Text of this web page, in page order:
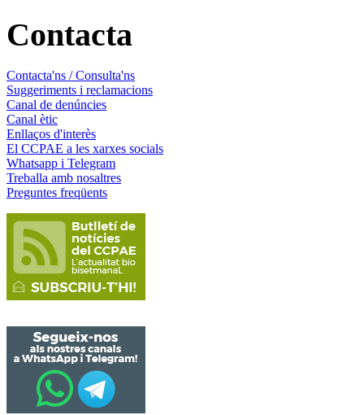
Contacta
Contacta'ns / Consulta'ns
Suggeriments i reclamacions
Canal de denúncies
Canal ètic
Enllaços d'interès
El CCPAE a les xarxes socials
Whatsapp i Telegram
Treballa amb nosaltres
Preguntes freqüents